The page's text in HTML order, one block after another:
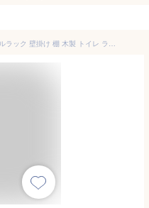
ウォールシェルフ 石膏ボード ウォールラック 壁掛け 棚 木製 トイレ ラック ホワイト コの字 壁に付けられる家具 収納棚 壁面収納 洗面所 壁掛け棚 壁 シェルフ 取り付け棚 賃貸 飾り棚 ディスプレイ 本棚 本 壁付け 白 収納 おしゃれ 北欧 洗面 ブックラック 約幅120cm